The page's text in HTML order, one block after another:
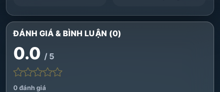
ĐÁNH GIÁ & BÌNH LUẬN (0)
0.0 / 5
0 đánh giá